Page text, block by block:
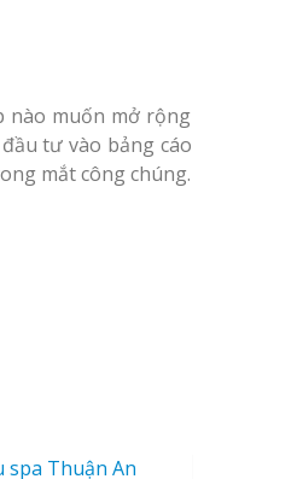
nào muốn mở rộng
tư vào bảng cáo
mắt công chúng.